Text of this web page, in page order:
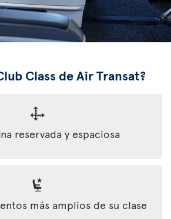
Class de Air Transat?
reservada y espaciosa
más amplios de su clase